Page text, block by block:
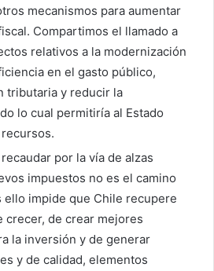
mecanismos para aumentar
Compartimos el llamado a
relativos a la modernización
en el gasto público,
tributaria y reducir la
lo cual permitiría al Estado
por la vía de alzas
impuestos no es el camino
ello impide que Chile recupere
crecer, de crear mejores
la inversión y de generar
y de calidad, elementos